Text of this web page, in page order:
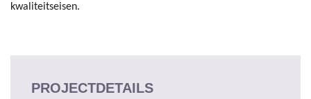
kwaliteitseisen.
PROJECTDETAILS